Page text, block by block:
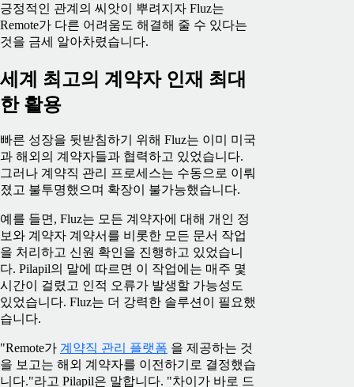
긍정적인 관계의 씨앗이 뿌려지자 Fluz는
Remote가 다른 어려움도 해결해 줄 수 있다는
것을 금세 알아차렸습니다.
세계 최고의 계약자 인재 최대
한 활용
빠른 성장을 뒷받침하기 위해 Fluz는 이미 미국
과 해외의 계약자들과 협력하고 있었습니다.
그러나 계약직 관리 프로세스는 수동으로 이뤄
졌고 불투명했으며 확장이 불가능했습니다.
예를 들면, Fluz는 모든 계약자에 대해 개인 정
보와 계약자 계약서를 비롯한 모든 문서 작업
을 처리하고 신원 확인을 진행하고 있었습니
다. Pilapil의 말에 따르면 이 작업에는 매주 몇
시간이 걸렸고 인적 오류가 발생할 가능성도
있었습니다. Fluz는 더 강력한 솔루션이 필요했
습니다.
"Remote가 계약직 관리 플랫폼 을 제공하는 것
을 보고는 해외 계약자를 이전하기로 결정했습
니다."라고 Pilapil은 말합니다. "차이가 바로 드